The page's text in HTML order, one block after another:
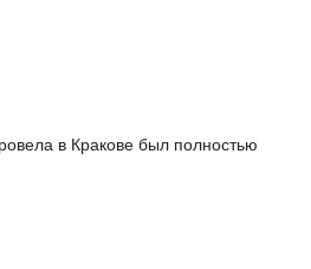
в Кракове был полностью